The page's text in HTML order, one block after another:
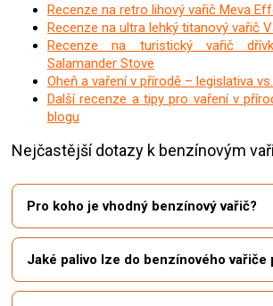
Recenze na retro lihový vařič Meva
Recenze na ultra lehký titanový vařič
Recenze na turistický vařič
Salamander Stove
Oheň a vaření v přírodě – legislativa
Další recenze a tipy pro vaření v
blogu
Nejčastější dotazy k benzínovým
Pro koho je vhodný benzínový vařič?
Jaké palivo lze do benzínového vařiče